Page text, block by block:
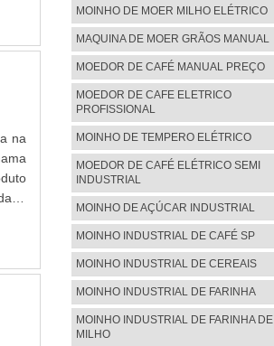
as
de
de
de
a
ser
de
na
da
e
a
MOINHO DE MOER MILHO ELÉTRICO
MAQUINA DE MOER GRÃOS MANUAL
MOEDOR DE CAFÉ MANUAL PREÇO
MOEDOR DE CAFE ELETRICO
PROFISSIONAL
MOINHO DE TEMPERO ELÉTRICO
MOEDOR DE CAFÉ ELÉTRICO SEMI
INDUSTRIAL
MOINHO DE AÇÚCAR INDUSTRIAL
MOINHO INDUSTRIAL DE CAFÉ SP
MOINHO INDUSTRIAL DE CEREAIS
MOINHO INDUSTRIAL DE FARINHA
MOINHO INDUSTRIAL DE FARINHA DE
MILHO